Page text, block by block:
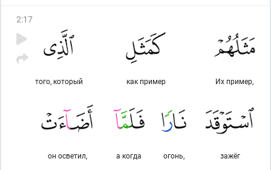
2:17
Их пример,
как пример
того, который
зажёг
огонь,
а когда
он осветил,